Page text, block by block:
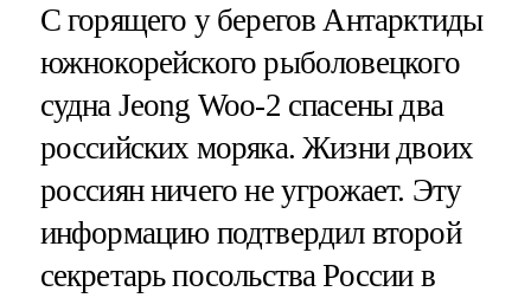
С горящего у берегов Антарктиды
южнокорейского рыболовецкого
судна Jeong Woo-2 спасены два
российских моряка. Жизни двоих
россиян ничего не угрожает. Эту
информацию подтвердил второй
секретарь посольства России в